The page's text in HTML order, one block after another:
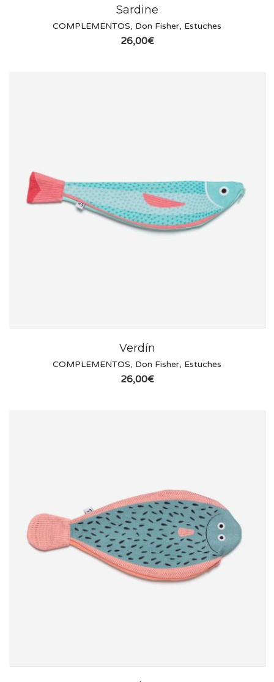
Sardine
COMPLEMENTOS, Don Fisher, Estuches
26,00€
Verdín
COMPLEMENTOS, Don Fisher, Estuches
26,00€